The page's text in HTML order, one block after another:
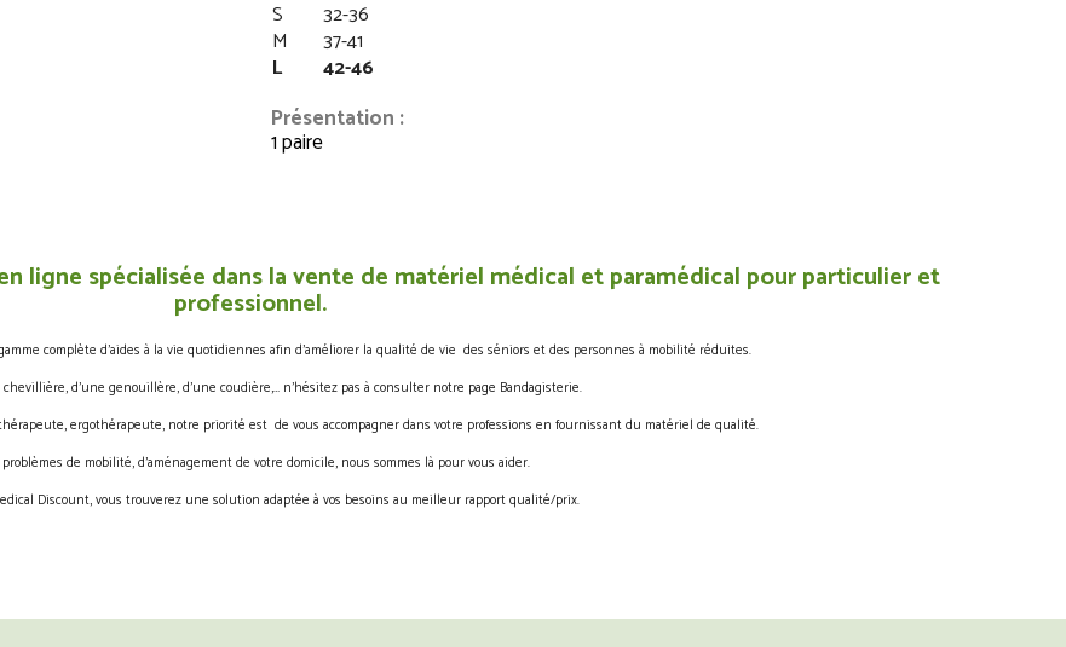
S
32-36
M
37-41
L
42-46
Présentation :
1 paire
ligne spécialisée dans la vente de matériel médical et paramédical pour particulier et
professionnel.
complète d’aides à la vie quotidiennes afin d’améliorer la qualité de vie des séniors et des personnes à mobilité réduites.
chevillière, d’une genouillère, d’une coudière,… n’hésitez pas à consulter notre page Bandagisterie.
ergothérapeute, notre priorité est de vous accompagner dans votre professions en fournissant du matériel de qualité.
problèmes de mobilité, d’aménagement de votre domicile, nous sommes là pour vous aider.
Discount, vous trouverez une solution adaptée à vos besoins au meilleur rapport qualité/prix.